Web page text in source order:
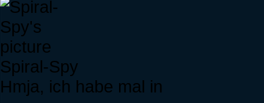
Spiral-Spy
Hmja, ich habe mal in